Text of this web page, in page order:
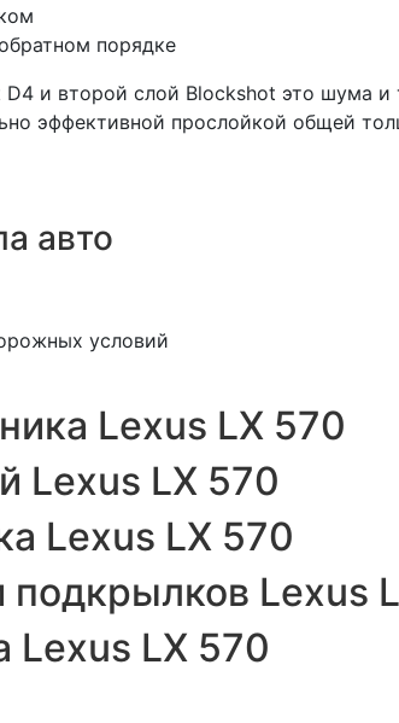
порядке
и второй слой Blockshot это шума и
эффективной прослойкой общей
авто
условий
Lexus LX 570
Lexus LX 570
Lexus LX 570
Lexus
Lexus LX 570